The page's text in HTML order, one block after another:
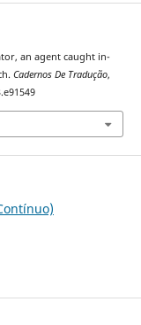
an agent caught in-
Cadernos De Tradução,